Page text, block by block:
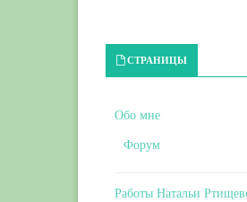
Primary Sidebar
СТРАНИЦЫ
Обо мне
Форум
Работы Натальи